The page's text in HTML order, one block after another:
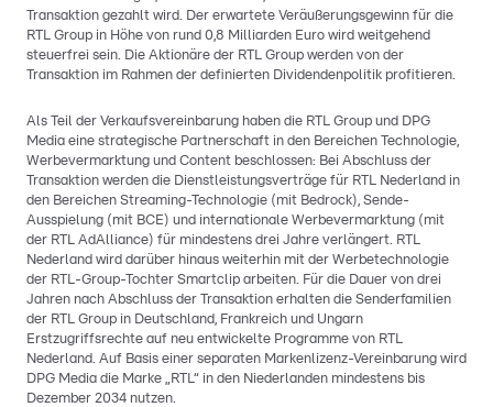
Transaktion gezahlt wird. Der erwartete Veräußerungsgewinn für die
RTL Group in Höhe von rund 0,8 Milliarden Euro wird weitgehend
steuerfrei sein. Die Aktionäre der RTL Group werden von der
Transaktion im Rahmen der definierten Dividendenpolitik profitieren.
Als Teil der Verkaufsvereinbarung haben die RTL Group und DPG
Media eine strategische Partnerschaft in den Bereichen Technologie,
Werbevermarktung und Content beschlossen: Bei Abschluss der
Transaktion werden die Dienstleistungsverträge für RTL Nederland in
den Bereichen Streaming-Technologie (mit Bedrock), Sende-
Ausspielung (mit BCE) und internationale Werbevermarktung (mit
der RTL AdAlliance) für mindestens drei Jahre verlängert. RTL
Nederland wird darüber hinaus weiterhin mit der Werbetechnologie
der RTL-Group-Tochter Smartclip arbeiten. Für die Dauer von drei
Jahren nach Abschluss der Transaktion erhalten die Senderfamilien
der RTL Group in Deutschland, Frankreich und Ungarn
Erstzugriffsrechte auf neu entwickelte Programme von RTL
Nederland. Auf Basis einer separaten Markenlizenz-Vereinbarung wird
DPG Media die Marke „RTL“ in den Niederlanden mindestens bis
Dezember 2034 nutzen.